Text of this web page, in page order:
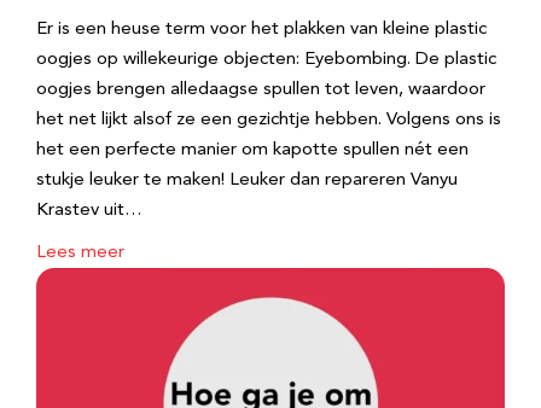
Er is een heuse term voor het plakken van kleine plastic
oogjes op willekeurige objecten: Eyebombing. De plastic
oogjes brengen alledaagse spullen tot leven, waardoor
het net lijkt alsof ze een gezichtje hebben. Volgens ons is
het een perfecte manier om kapotte spullen nét een
stukje leuker te maken! Leuker dan repareren Vanyu
Krastev uit…
Lees meer